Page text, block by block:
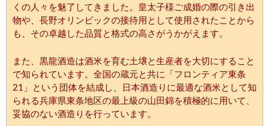
くの人々を魅了してきました。皇太子様ご成婚の際の引き出
物や、長野オリンピックの接待用として使用されたことから
も、その卓越した品質と格式の高さがうかがえます。
また、黒龍酒造は酒米を育む土壌と生産者を大切にすること
で知られています。全国の蔵元と共に「フロンティア東条
21」という団体を結成し、日本酒造りに最適な酒米として知
られる兵庫県東条地区の最上級の山田錦を積極的に用いて、
妥協のない酒造りを行っています。